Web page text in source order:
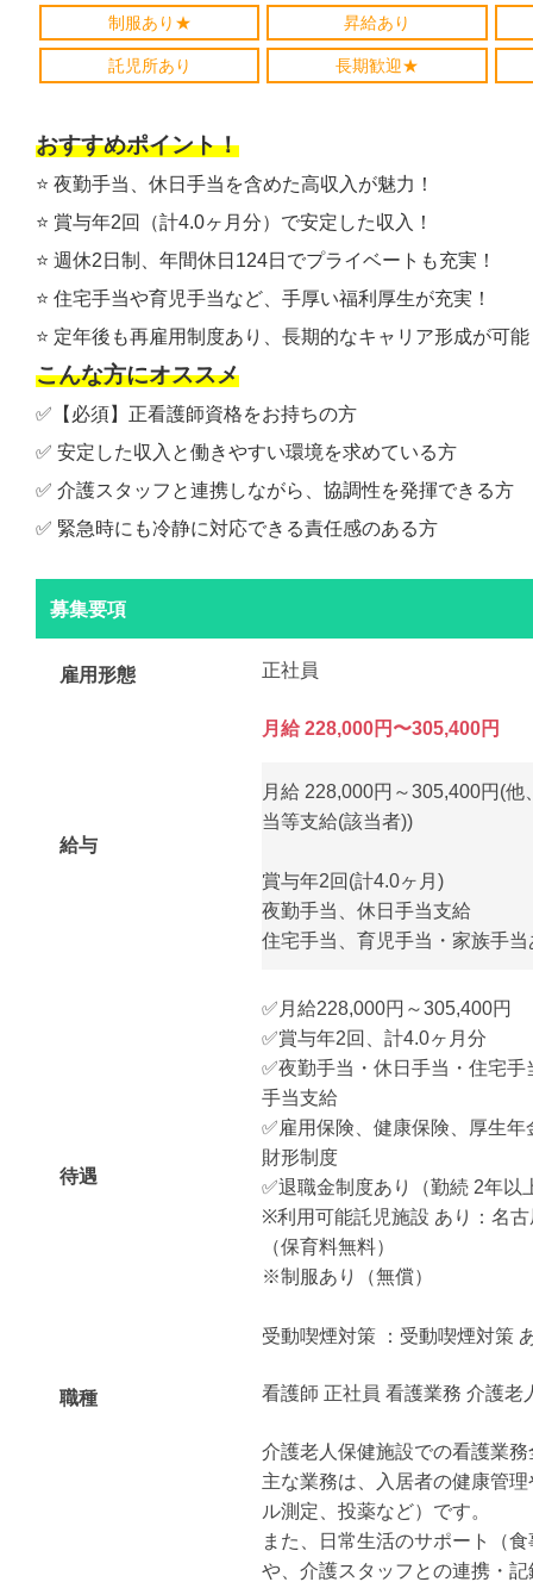
制服あり★ 昇給あり
託児所あり 長期歓迎★
おすすめポイント！
⭐️ 夜勤手当、休日手当を含めた高収入が魅力！
⭐️ 賞与年2回（計4.0ヶ月分）で安定した収入！
⭐️ 週休2日制、年間休日124日でプライベートも充実！
⭐️ 住宅手当や育児手当など、手厚い福利厚生が充実！
⭐️ 定年後も再雇用制度あり、長期的なキャリア形成が可
こんな方にオススメ
✅【必須】正看護師資格をお持ちの方
✅ 安定した収入と働きやすい環境を求めている方
✅ 介護スタッフと連携しながら、協調性を発揮できる方
✅ 緊急時にも冷静に対応できる責任感のある方
募集要項
雇用形態 正社員
給与
月給 228,000円〜305,400円
月給 228,000円～305,400円(
当等支給(該当者))
賞与年2回(計4.0ヶ月)
夜勤手当、休日手当支給
住宅手当、育児手当・家族手
待遇
✅月給228,000円～305,400円
✅賞与年2回、計4.0ヶ月分
✅夜勤手当・休日手当・住宅
手当支給
✅雇用保険、健康保険、厚生
財形制度
✅退職金制度あり（勤続 2年以
※利用可能託児施設 あり：名
（保育料無料）
※制服あり（無償）
受動喫煙対策 ：受動喫煙対策
職種 看護師 正社員 看護業務 介護老
介護老人保健施設での看護業
主な業務は、入居者の健康管
ル測定、投薬など）です。
また、日常生活のサポート（
や、介護スタッフとの連携・